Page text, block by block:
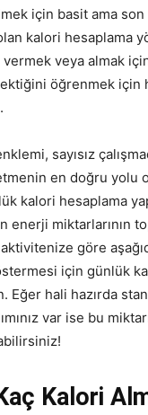
için basit ama
kalori hesaplama
vermek veya almak
öğrenmek için
sayısız
en doğru yolu
kalori hesaplama
enerji miktarlarının
aktivitenize göre
için günlük
Eğer hali hazırda
var ise bu
Kalori